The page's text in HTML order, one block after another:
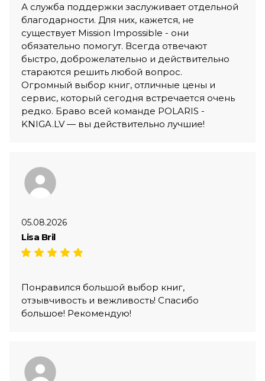
А служба поддержки заслуживает отдельной
благодарности. Для них, кажется, не
существует Mission Impossible - они
обязательно помогут. Всегда отвечают
быстро, доброжелательно и действительно
стараются решить любой вопрос.
Огромный выбор книг, отличные цены и
сервис, который сегодня встречается очень
редко. Браво всей команде POLARIS -
KNIGA.LV — вы действительно лучшие!
05.08.2026
Lisa Bril
Понравился большой выбор книг,
отзывчивость и вежливость! Спасибо
большое! Рекомендую!